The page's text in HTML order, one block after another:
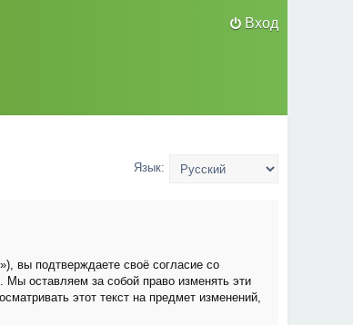
Вход
Язык:
вы подтверждаете своё согласие со
оставляем за собой право изменять эти
этот текст на предмет изменений,